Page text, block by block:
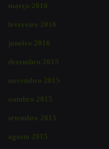
março 2016
fevereiro 2016
janeiro 2016
dezembro 2015
novembro 2015
outubro 2015
setembro 2015
agosto 2015